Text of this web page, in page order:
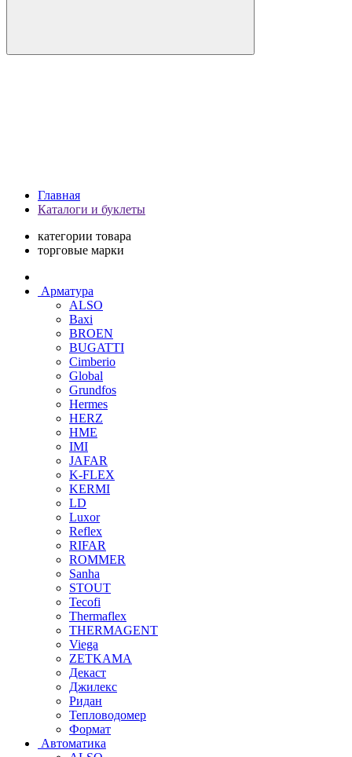
Главная
Каталоги и буклеты
категории товара
торговые марки
Арматура
ALSO
Baxi
BROEN
BUGATTI
Cimberio
Global
Grundfos
Hermes
HERZ
HME
IMI
JAFAR
K-FLEX
KERMI
LD
Luxor
Reflex
RIFAR
ROMMER
Sanha
STOUT
Tecofi
Thermaflex
THERMAGENT
Viega
ZETKAMA
Декаст
Джилекс
Ридан
Тепловодомер
Формат
Автоматика